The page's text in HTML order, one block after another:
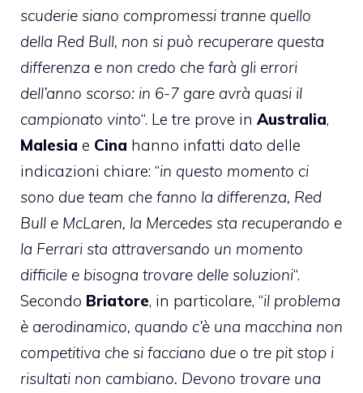
scuderie siano compromessi tranne quello
della Red Bull, non si può recuperare questa
differenza e non credo che farà gli errori
dell’anno scorso: in 6-7 gare avrà quasi il
campionato vinto“. Le tre prove in Australia,
Malesia e Cina hanno infatti dato delle
indicazioni chiare: “in questo momento ci
sono due team che fanno la differenza, Red
Bull e McLaren, la Mercedes sta recuperando e
la Ferrari sta attraversando un momento
difficile e bisogna trovare delle soluzioni“.
Secondo Briatore, in particolare, “il problema
è aerodinamico, quando c’è una macchina non
competitiva che si facciano due o tre pit stop i
risultati non cambiano. Devono trovare una